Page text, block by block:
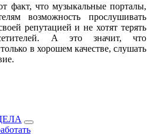
факт, что музыкальные порталы,
возможность прослушивать
репутацией и не хотят терять
А это значит, что
в хорошем качестве, слушать